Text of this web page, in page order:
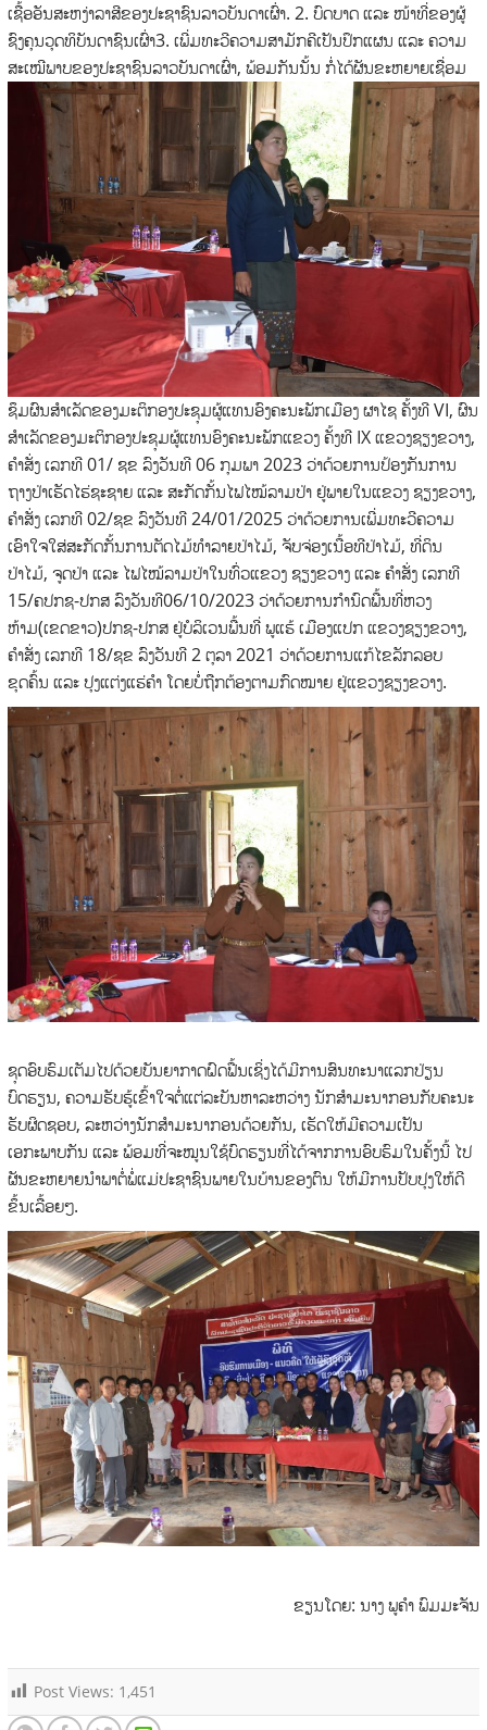
ເຊື້ອອັນສະຫງ່າລາສີຂອງປະຊາຊົນລາວບັນດາເຜົ່າ. 2. ບົດບາດ ແລະ ໜ້າທີ່ຂອງຜູ້
ຊົງຄຸນວຸດທິບັນດາຊົນເຜົ່າ3. ເພີ່ມທະວີຄວາມສາມັກຄີເປັນປຶກແຜນ ແລະ ຄວາມ
ສະເໝີພາບຂອງປະຊາຊົນລາວບັນດາເຜົ່າ, ພ້ອມກັນນັ້ນ ກໍ່ໄດ້ຜັນຂະຫຍາຍເຊື່ອມ
ຊຶມຜົນສໍາເລັດຂອງມະຕິກອງປະຊຸມຜູ້ແທນອົງຄະນະພັກເມືອງ ຜາໄຊ ຄັ້ງທີ VI, ຜົນ
ສໍາເລັດຂອງມະຕິກອງປະຊຸມຜູ້ແທນອົງຄະນະພັກແຂວງ ຄັ້ງທີ IX ແຂວງຊຽງຂວາງ,
ຄໍາສັ່ງ ເລກທີ 01/ ຊຂ ລົງວັນທີ 06 ກຸມພາ 2023 ວ່າດ້ວຍການປ້ອງກັນການ
ຖາງປ່າເຮັດໄຮ່ຊະຊາຍ ແລະ ສະກັດກັ້ນໄຟໄໝ້ລາມປ່າ ຢູ່ພາຍໃນແຂວງ ຊຽງຂວາງ,
ຄຳສັ່ງ ເລກທີ 02/ຊຂ ລົງວັນທີ 24/01/2025 ວ່າດ້ວຍການເພີ່ມທະວີຄວາມ
ເອົາໃຈໃສ່ສະກັດກັ້ນການຕັດໄມ້ທໍາລາຍປ່າໄມ້, ຈັບຈ່ອງເນື້ອທີປ່າໄມ້, ທີ່ດິນ
ປ່າໄມ້, ຈູດປ່າ ແລະ ໄຟໄໝ້ລາມປ່າໃນທົ່ວແຂວງ ຊຽງຂວາງ ແລະ ຄໍາສັ່ງ ເລກທີ
15/ຄປກຊ-ປກສ ລົງວັນທີ06/10/2023 ວ່າດ້ວຍການກໍານົດພື້ນທີ່ຫວງ
ຫ້າມ(ເຂດຂາວ)ປກຊ-ປກສ ຢູ່ບໍລິເວນພື້ນທີ່ ພູແຮ້ ເມືອງແປກ ແຂວງຊຽງຂວາງ,
ຄໍາສັ່ງ ເລກທີ 18/ຊຂ ລົງວັນທີ 2 ຕຸລາ 2021 ວ່າດ້ວຍການແກ້ໄຂລັກລອບ
ຂຸດຄົ້ນ ແລະ ປຸງແຕ່ງແຮ່ຄໍາ ໂດຍບໍ່ຖືກຕ້ອງຕາມກົດໝາຍ ຢູ່ແຂວງຊຽງຂວາງ.
ຊຸດອົບຮົມເຕັມໄປດ້ວຍບັນຍາກາດຝົດຟື້ນເຊິ່ງໄດ້ມີການສົນທະນາແລກປ່ຽນ
ບົດຮຽນ, ຄວາມຮັບຮູ້ເຂົ້າໃຈຕໍ່ແຕ່ລະບັນຫາລະຫວ່າງ ນັກສໍາມະນາກອນກັບຄະນະ
ຮັບຜິດຊອບ, ລະຫວ່າງນັກສໍາມະນາກອນດ້ວຍກັນ, ເຮັດໃຫ້ມີຄວາມເປັນ
ເອກະພາບກັນ ແລະ ພ້ອມທີ່ຈະໝູນໃຊ້ບົດຮຽນທີ່ໄດ້ຈາກການອົບຮົມໃນຄັ້ງນີ້ ໄປ
ຜັນຂະຫຍາຍນໍາພາຕໍ່ພໍ່ແມ່ປະຊາຊົນພາຍໃນບ້ານຂອງຕົນ ໃຫ້ມີການປັບປຸງໃຫ້ດີ
ຂຶ້ນເລື້ອຍໆ.
ຂຽນໂດຍ: ນາງ ພູຄໍາ ພົມມະຈັນ
Post Views: 1,451